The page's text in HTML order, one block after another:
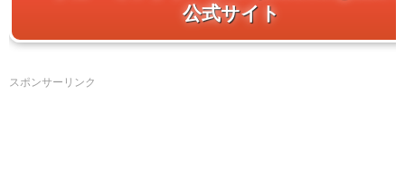
公式サイト
スポンサーリンク